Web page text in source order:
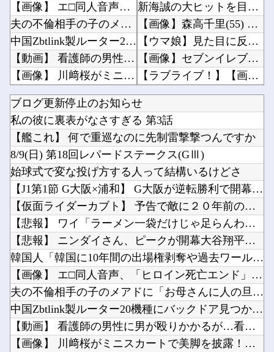
【画像】 エ□同人音声、「ヒロイン死亡エンド」がブームに
夫の不倫相手の子のメアドに「お母さんに人の旦那に手出さないように注意してね？」と2人の合体...
中国Zbtlink製ルーター20機種にバックドア見つかる 外部から完全制御のおそれ
【動画】 看護師の男性に男が殴りかかるが…看護師が柔術使いだった
【画像】 川﨑桜がミニスカートで美脚を披露！【さくたん】【乃木坂46】
【厚生年金 平均15万円の厳しさ】 月20万円以上はわずか1.8割、高齢夫婦は毎月4.2万...
【ホロライブ】 社員にビブー好きがいるに違いない（確信
【動画】 女子アナさん、ノーブラでうっかり衣装から乳首が透けてしまう放送事故ｗｗｗ
Powered by livedoor 相互RSS
新海誠の大ヒットを目の当たりにして2匹目のドジョウを狙ったけど滑ったアニメ映画達、なんやか...
【画像】森高千里(55) 「ミニスカートはとてもムリよ若い子には負けるわ」←ワイらにはブッ...
【ウマ娘】見た目に反してシナリオが激重だったウマ娘、貼る。他
【画像】セブンイレブンのバイト「AIにちいかわの画像を食わせてっと………できた！」他
【ラブライブ！】【画像】沼津花火大会に行った藤野こころさん【声優】他
ワイ同じスマホ11年使ってるんやけど他
隣の臭デブキング貧乏揺すり背中のけぞりキョロ厨カンスケデブがウザすぎて心が折れそう…他
韓国人「日本がここまでの観光大国に発展した本当の理由がこちら…」→「昔から日本は愛されてた...
安川電機の人事がガチで美人すぎると話題に…（※画像あり）他
【ホロライブ】虎金妃笑虎「引っ越し先、洗濯機置き場がない 今気づいた」他
”サ終” 相次ぐスマホゲーム、倒産も急増 過去最多ペースで推移 「当たれば一攫千金」過去の...
中国国防省、海自イージス艦のトマホーク実射試験を批判「国際社会は新型軍国主義を団結して阻止...
ラノベ作家（52）「新作ラブコメ書いたぞ！ｗ」X民「いい歳こいてラブコメ（笑）恥ずかしくな...
Powered by livedoor 相互RSS
ブログ更新停止のお知らせ
私の彼に裏表がなさすぎる 第3話
【艦これ】 何で重巡なのに先制雷撃撃つんですか
8/9(日) 第18回レパードステークス(GⅢ)
始球式で変な投げ方する人って結構いるけどさ
【J1第1節 G大阪×浦和】 G大阪が逆転勝利で開幕白星スタ...
【仮面ライダーカブト】 予告で敵に２０年前の旧式扱いされてた...
【悲報】 ワイ「ラーメン一袋だけじゃ足らんわ！二袋作ったろ！...
【悲報】 ニンダイさん、ピークが開幕大谷翔平のがっかりダイレ...
韓国人「韓国に10年間の出場権剥奪や過去ワールドカップ、オリ...
【画像】 エ□同人音声、「ヒロイン死亡エンド」がブームに
夫の不倫相手の子のメアドに「お母さんに人の旦那に手出さないよ...
中国Zbtlink製ルーター20機種にバックドア見つかる 外...
【動画】 看護師の男性に男が殴りかかるが…看護師が柔術使いだ...
【画像】 川﨑桜がミニスカートで美脚を披露！【さくたん】【乃...